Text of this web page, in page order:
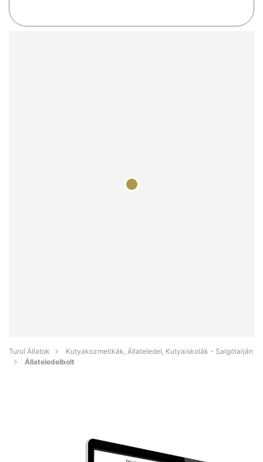
Turul Állatok
Kutyakozmetikák, Állateledel, Kutyaiskolák - Salgótarján
Állateledelbolt